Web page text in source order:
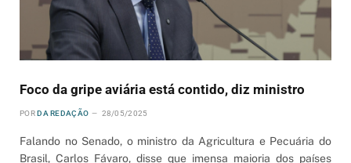
Foco da gripe aviária está contido, diz ministro
POR DA REDAÇÃO 28/05/2025
Falando no Senado, o ministro da Agricultura e Pecuária do
Brasil, Carlos Fávaro, disse que imensa maioria dos países